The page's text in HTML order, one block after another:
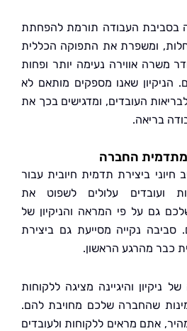
העבודה תורמת להפחתת
את התפוקה הכללית
נעימה יותר ופחות
שאנו מספקים מותאם לא
ומדגישים בכך את
החברה
תדמית חיובית עבור
עלולים לשפוט את
פי המראה והניקיון של
מסייעת גם ביצירת
הראשון.
מציגה ללקוחות
שלכם מחויבת להם.
מראים ללקוחות ולעובדים